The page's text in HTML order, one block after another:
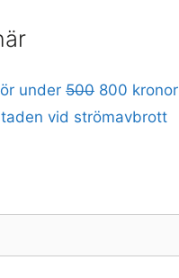
under 500 800 kronor
vid strömavbrott